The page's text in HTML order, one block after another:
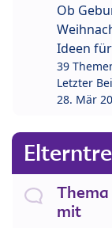
Ob
Ideen
39
Letzter
28. Mär
mit